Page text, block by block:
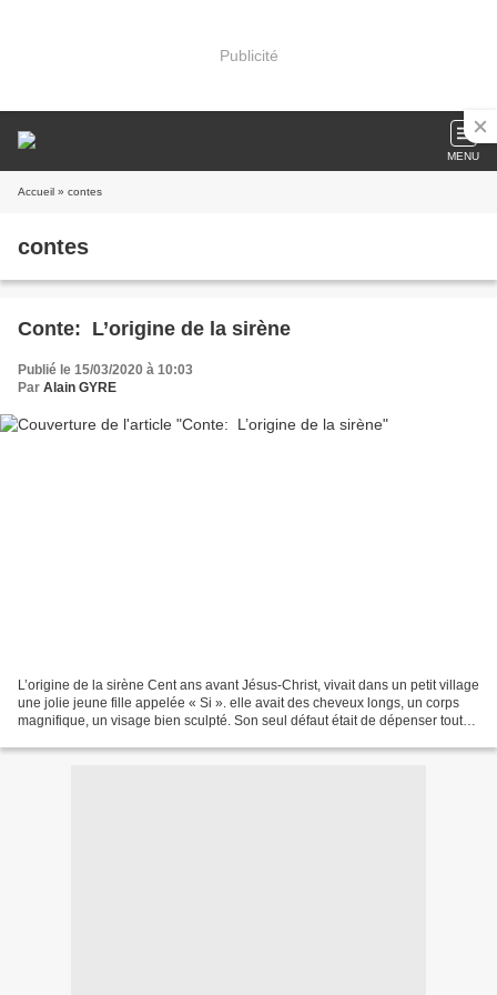
Publicité
MENU
Accueil » contes
contes
Conte: L’origine de la sirène
Publié le 15/03/2020 à 10:03
Par Alain GYRE
L’origine de la sirène Cent ans avant Jésus-Christ, vivait dans un petit village
une jolie jeune fille appelée « Si ». elle avait des cheveux longs, un corps
magnifique, un visage bien sculpté. Son seul défaut était de dépenser tout